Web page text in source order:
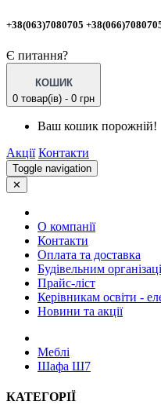
+38(063)7080705
Є питання?
КОШИК
0 товар(ів) - 0 грн
Ваш кошик порожній!
Акції Контакти
Toggle navigation
✕
О компанії
Контакти
Оплата та доставка
Будівельним
Прайс-ліст
Керівникам освіти -
Новини та акції
Меблі
Шафа Ш7
КАТЕГОРІЇ